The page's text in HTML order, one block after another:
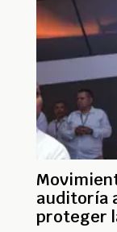
auditoría
proteger